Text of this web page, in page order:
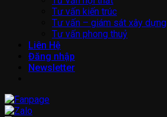
Tư vấn kiến trúc
Tư vấn – giám sát xây dựng
Tư vấn phong thuỷ
Liên Hệ
Đăng nhập
Newsletter